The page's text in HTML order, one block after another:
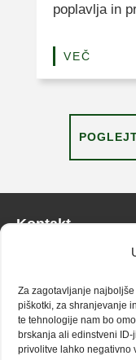
Za zagotavljanje
piškotki, za shranjevanje
te tehnologije nam bo
brskanja ali edinstveni
privolitve lahko negativno
poplavlja in
VEČ
Kontakt
Doživetja
Narava